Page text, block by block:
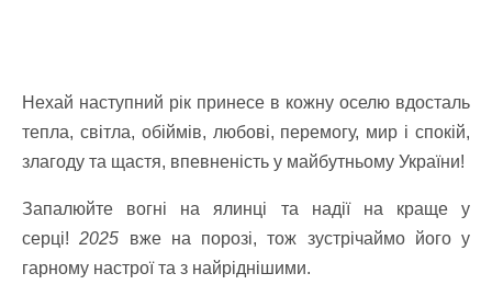
Нехай наступний рік принесе в кожну оселю вдосталь
тепла, світла, обіймів, любові, перемогу, мир і спокій,
злагоду та щастя, впевненість у майбутньому України!
Запалюйте вогні на ялинці та надії на краще у
серці!2025 вже на порозі, тож зустрічаймо його у
гарному настрої та з найріднішими.